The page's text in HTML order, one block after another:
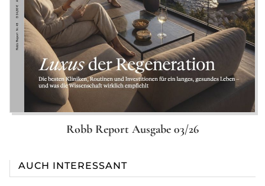
Robb Report Ausgabe 03/26
AUCH INTERESSANT